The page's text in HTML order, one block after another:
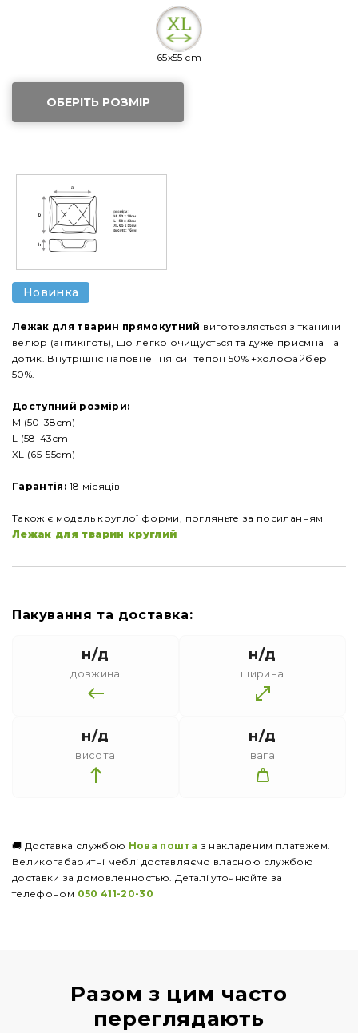
65x55 cm
ОБЕРІТЬ РОЗМІР
Новинка
Лежак для тварин прямокутний виготовляється з тканини
велюр (антикіготь), що легко очищується та дуже приємна на
дотик. Внутрішнє наповнення синтепон 50% +холофайбер
50%.
Доступний розміри:
M (50-38cm)
L (58-43cm
XL (65-55cm)
Гарантія: 18 місяців
Також є модель круглої форми, погляньте за посиланням
Лежак для тварин круглий
Пакування та доставка:
н/д
довжина
н/д
ширина
н/д
висота
н/д
вага
🚚 Доставка службою Нова пошта з накладеним платежем.
Великогабаритні меблі доставляємо власною службою
доставки за домовленностью. Деталі уточнюйте за
телефоном 050 411-20-30
Разом з цим часто
переглядають